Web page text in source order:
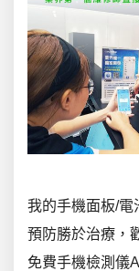
我的手機面板/電
預防勝於治療，
免費手機檢測儀